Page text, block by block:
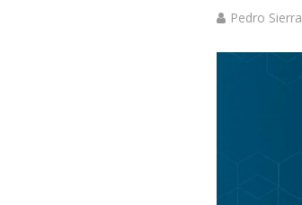
Pedro Sierra